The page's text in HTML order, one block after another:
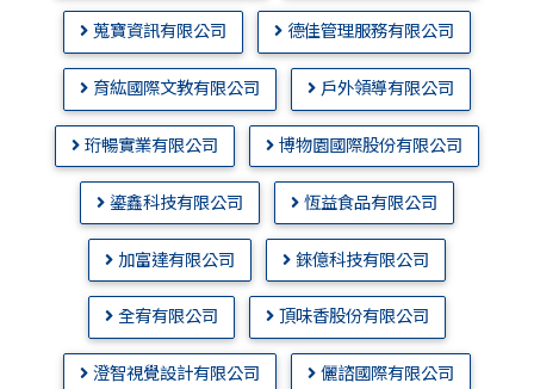
蒐寶資訊有限公司 德佳管理服務有限公司
育紘國際文教有限公司 戶外領導有限公司
珩暢實業有限公司 博物園國際股份有限公司
鎏鑫科技有限公司 恆益食品有限公司
加富達有限公司 錸億科技有限公司
全宥有限公司 頂味香股份有限公司
澄智視覺設計有限公司 儷諮國際有限公司